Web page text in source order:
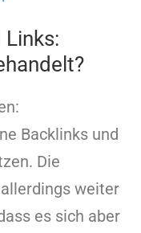
Links:
Backlinks und
Die
weiter
es sich aber